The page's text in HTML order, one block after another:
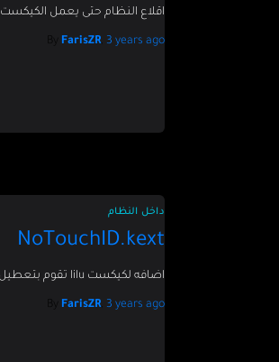
اقلاع النظام حتى يعمل الكيكست
FarisZR, 3 years ago
داخل النظام
NoTouchID.kext
اضافه لكيكست lilu تقوم بتعطيل ال touch id في نظام الماك.
FarisZR, 3 years ago